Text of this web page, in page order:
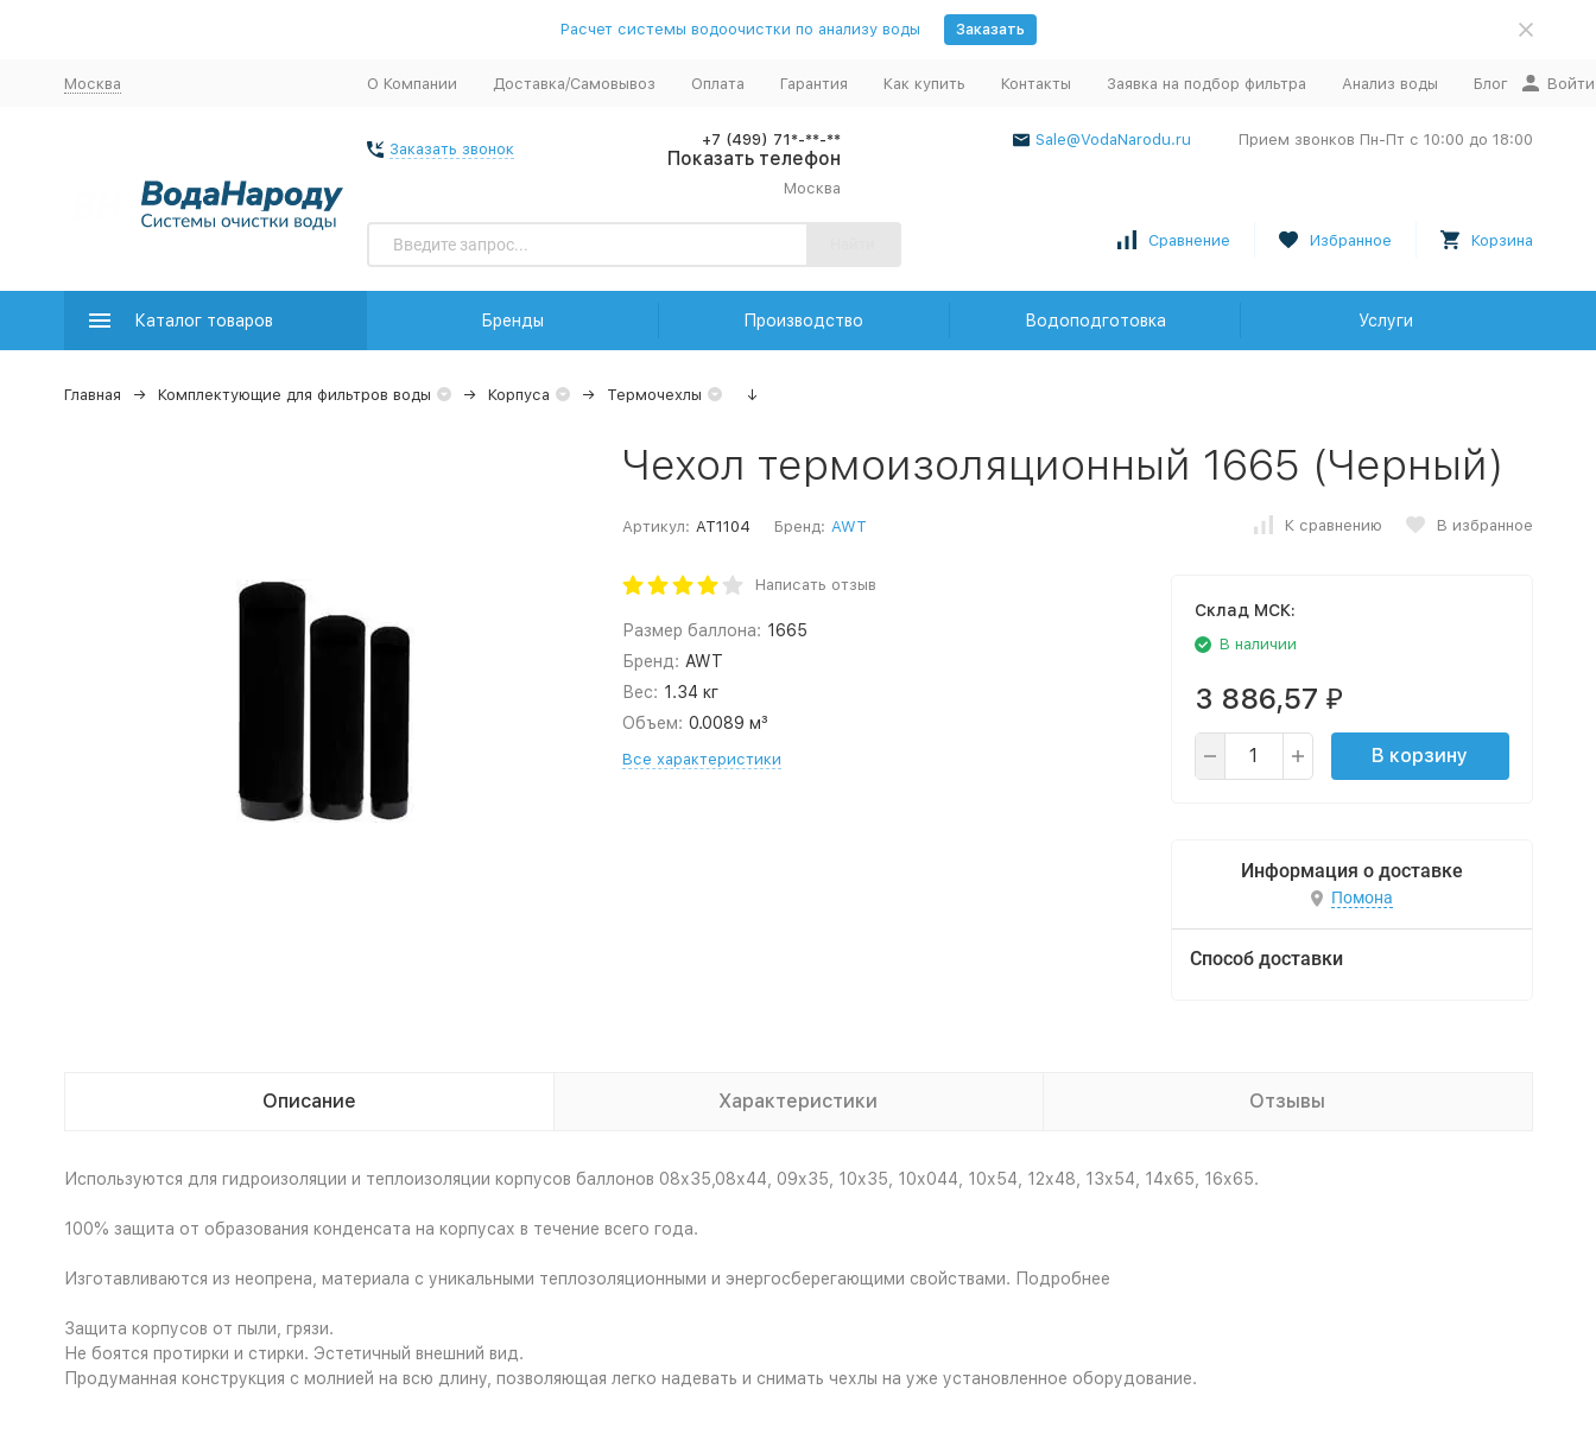
Расчет системы водоочистки по анализу воды Заказать
Москва О Компании Доставка/Самовывоз Оплата Гарантия Как купить Контакты Заявка на подбор фильтра Анализ воды Блог Войти
Заказать звонок
+7 (499) 71*-**-**
Показать телефон
Москва
Sale@VodaNarodu.ru Прием звонков Пн-Пт с 10:00 до 18:00
Сравнение Избранное Корзина
Каталог товаров Бренды Производство Водоподготовка Услуги
Главная Комплектующие для фильтров воды Корпуса Термочехлы ↓
Чехол термоизоляционный 1665 (Черный)
Артикул: AT1104 Бренд: AWT К сравнению В избранное
Написать отзыв
Размер баллона: 1665
Бренд: AWT
Вес: 1.34 кг
Объем: 0.0089 м³
Все характеристики
Cклад МСК:
В наличии
3 886,57 ₽
В корзину
Информация о доставке
Помона
Способ доставки
Описание Характеристики Отзывы
Используются для гидроизоляции и теплоизоляции корпусов баллонов 08х35,08х44, 09х35, 10х35, 10х044, 10х54, 12х48, 13х54, 14х65, 16х65.
100% защита от образования конденсата на корпусах в течение всего года.
Изготавливаются из неопрена, материала с уникальными теплозоляционными и энергосберегающими свойствами. Подробнее
Защита корпусов от пыли, грязи.
Не боятся протирки и стирки. Эстетичный внешний вид.
Продуманная конструкция с молнией на всю длину, позволяющая легко надевать и снимать чехлы на уже установленное оборудование.